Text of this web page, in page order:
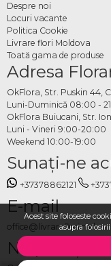
Acest site foloseste
asupra
Despre noi
Locuri vacante
Politica Cookie
Livrare flori Moldova
Toată gama de produse
Adresa
OkFlora, Str. Puskin 44,
Luni-Duminică 08:00 -
OkFlora Buiucani, Str.
Luni - Vineri 9:00-20:00
Weekend 10:00-19:00
Sunaţi-ne
+37378862121
E-mail
office@livrareflori.md
Ne puteți